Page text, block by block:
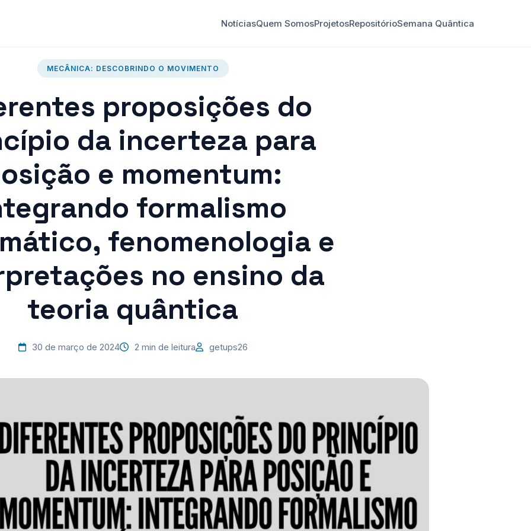
NotíciasQuem SomosProjetosRepositórioSemana Quântica
MECÂNICA: DESCOBRINDO O MOVIMENTO
proposições do
da incerteza para
e momentum:
formalismo
fenomenologia e
no ensino da
teoria quântica
30 de março de 2024 2 min de leitura getups26